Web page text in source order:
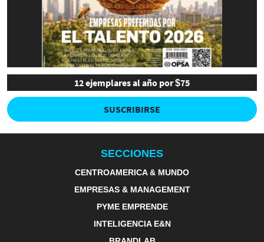
12 ejemplares al año por $75
SUSCRIBIRSE
SECCIONES
CENTROAMERICA & MUNDO
EMPRESAS & MANAGEMENT
PYME EMPRENDE
INTELIGENCIA E&N